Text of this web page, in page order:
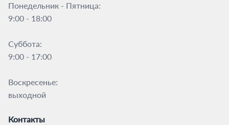
Понедельник - Пятница:
9:00 - 18:00
Суббота:
9:00 - 17:00
Воскресенье:
выходной
Контакты